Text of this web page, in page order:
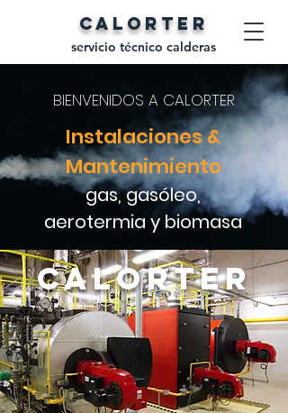
servicio técnico calderas
CALORTER
BIENVENIDOS A CALORTER
Instalaciones&
Mantenimiento
gas, gasóleo,
aerotermia y biomasa
CALORTER